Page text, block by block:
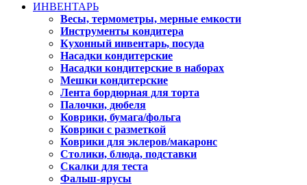
ИНВЕНТАРЬ
Весы, термометры, мерные емкости
Инструменты кондитера
Кухонный инвентарь, посуда
Насадки кондитерские
Насадки кондитерские в наборах
Мешки кондитерские
Лента бордюрная для торта
Палочки, дюбеля
Коврики, бумага/фольга
Коврики с разметкой
Коврики для эклеров/макаронс
Столики, блюда, подставки
Скалки для теста
Фальш-ярусы